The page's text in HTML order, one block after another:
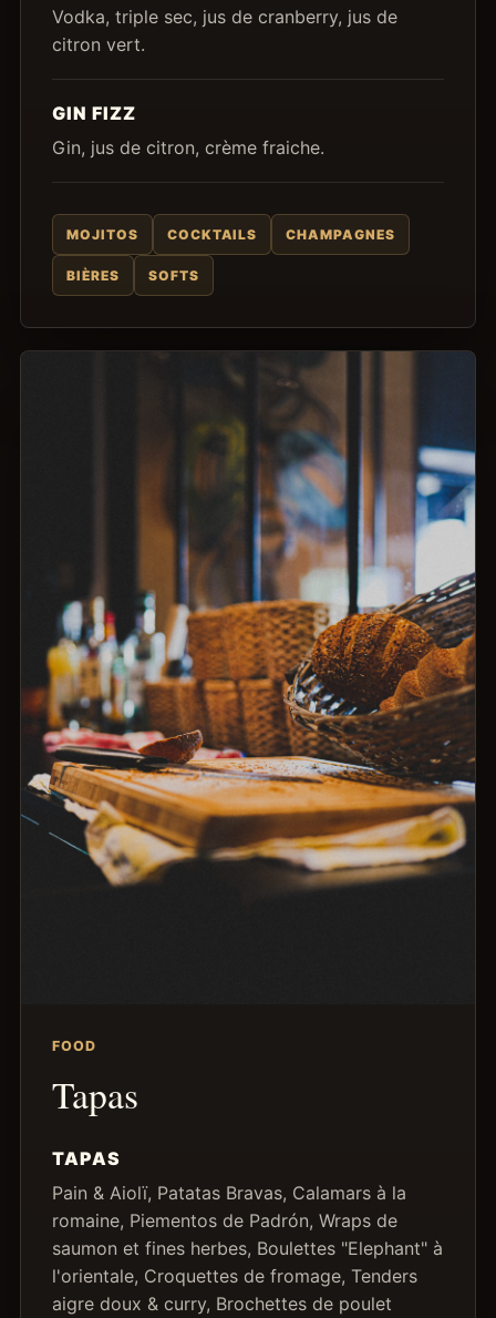
Vodka, triple sec, jus de cranberry, jus de
citron vert.
GIN FIZZ
Gin, jus de citron, crème fraiche.
MOJITOS COCKTAILS CHAMPAGNES
BIÈRES SOFTS
FOOD
Tapas
TAPAS
Pain & Aiolï, Patatas Bravas, Calamars à la
romaine, Piementos de Padrón, Wraps de
saumon et fines herbes, Boulettes "Elephant" à
l'orientale, Croquettes de fromage, Tenders
aigre doux & curry, Brochettes de poulet